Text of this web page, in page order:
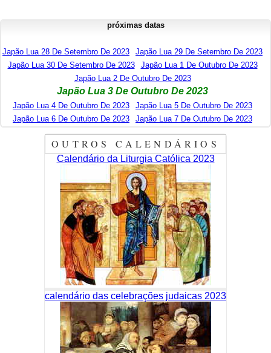
próximas datas
Japão Lua 28 De Setembro De 2023
Japão Lua 29 De Setembro De 2023
Japão Lua 30 De Setembro De 2023
Japão Lua 1 De Outubro De 2023
Japão Lua 2 De Outubro De 2023
Japão Lua 3 De Outubro De 2023
Japão Lua 4 De Outubro De 2023
Japão Lua 5 De Outubro De 2023
Japão Lua 6 De Outubro De 2023
Japão Lua 7 De Outubro De 2023
OUTROS CALENDÁRIOS
Calendário da Liturgia Católica 2023
calendário das celebrações judaicas 2023